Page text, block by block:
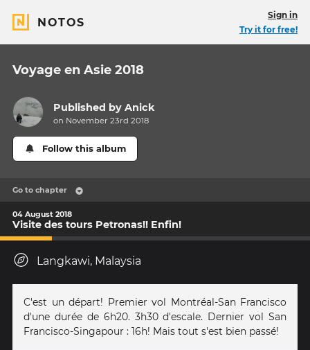
NOTOS
Sign in
Try it for free!
Voyage en Asie 2018
Published byAnick
on November 23rd 2018
Follow this album
Go to chapter
04 August 2018
Visite des tours Petronas!! Enfin!
Langkawi, Malaysia
C'est un départ! Premier vol Montréal-San Francisco
d'une durée de 6h20. 3h30 d'escale. Dernier vol San
Francisco-Singapour : 16h! Mais tout s'est bien passé!